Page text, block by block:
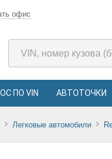
офис
ПО VIN АВТОТОЧКИ
Легковые автомобили